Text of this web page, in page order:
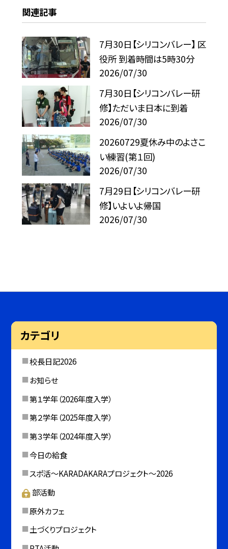
関連記事
7月30日【シリコンバレー】 区
役所 到着時間は5時30分
2026/07/30
7月30日【シリコンバレー研
修】ただいま日本に到着
2026/07/30
20260729夏休み中のよさこ
い練習(第１回)
2026/07/30
7月29日【シリコンバレー研
修】いよいよ帰国
2026/07/30
カテゴリ
校長日記2026
お知らせ
第１学年（2026年度入学）
第２学年（2025年度入学）
第３学年（2024年度入学）
今日の給食
スポ活～KARADAKARAプロジェクト～2026
部活動
原外カフェ
土づくりプロジェクト